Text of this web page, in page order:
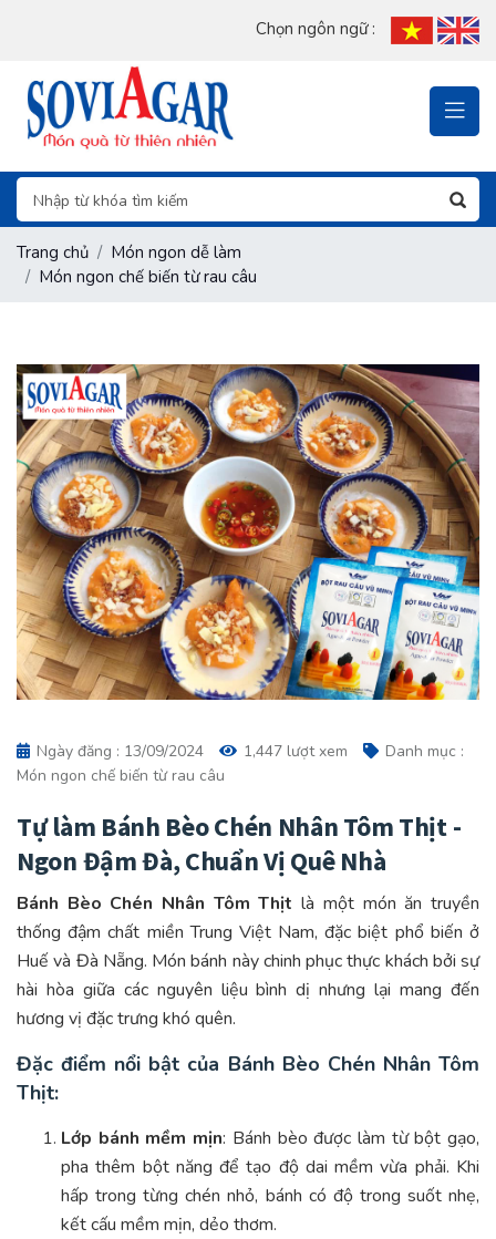
Chọn ngôn ngữ :
Trang chủ
Món ngon dễ làm
Món ngon chế biến từ rau câu
Ngày đăng : 13/09/2024 1,447 lượt xem
Danh mục :
Món ngon chế biến từ rau câu
Tự làm Bánh Bèo Chén Nhân Tôm Thịt -
Ngon Đậm Đà, Chuẩn Vị Quê Nhà
Bánh Bèo Chén Nhân Tôm Thịt là một món ăn truyền
thống đậm chất miền Trung Việt Nam, đặc biệt phổ biến ở
Huế và Đà Nẵng. Món bánh này chinh phục thực khách bởi sự
hài hòa giữa các nguyên liệu bình dị nhưng lại mang đến
hương vị đặc trưng khó quên.
Đặc điểm nổi bật của Bánh Bèo Chén Nhân Tôm
Thịt:
Lớp bánh mềm mịn: Bánh bèo được làm từ bột gạo,
pha thêm bột năng để tạo độ dai mềm vừa phải. Khi
hấp trong từng chén nhỏ, bánh có độ trong suốt nhẹ,
kết cấu mềm mịn, dẻo thơm.